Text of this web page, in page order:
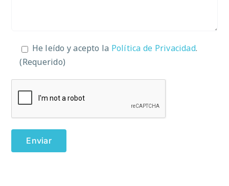
He leído y acepto la Política de Privacidad.
(Requerido)